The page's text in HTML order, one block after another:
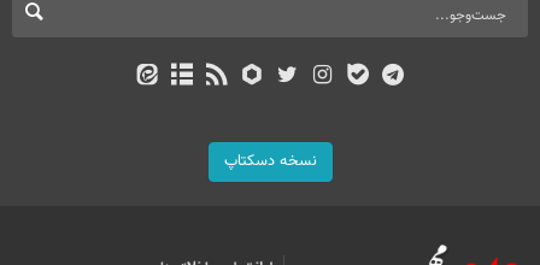
نسخه دسکتاپ